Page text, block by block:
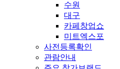
수원
대구
카페창업쇼
미트엑스포
사전등록확인
관람안내